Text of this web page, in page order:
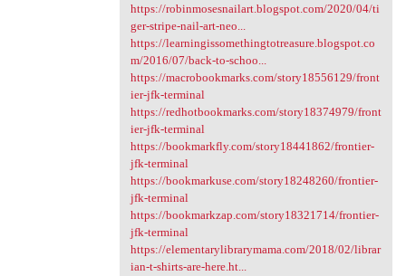
https://robinmosesnailart.blogspot.com/2020/04/ti
ger-stripe-nail-art-neo...
https://learningissomethingtotreasure.blogspot.co
m/2016/07/back-to-schoo...
https://macrobookmarks.com/story18556129/front
ier-jfk-terminal
https://redhotbookmarks.com/story18374979/front
ier-jfk-terminal
https://bookmarkfly.com/story18441862/frontier-
jfk-terminal
https://bookmarkuse.com/story18248260/frontier-
jfk-terminal
https://bookmarkzap.com/story18321714/frontier-
jfk-terminal
https://elementarylibrarymama.com/2018/02/librar
ian-t-shirts-are-here.ht...